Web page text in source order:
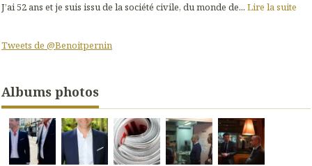
J’ai 52 ans et je suis issu de la société civile, du monde de... Lire la suite
Tweets de @Benoitpernin
Albums photos